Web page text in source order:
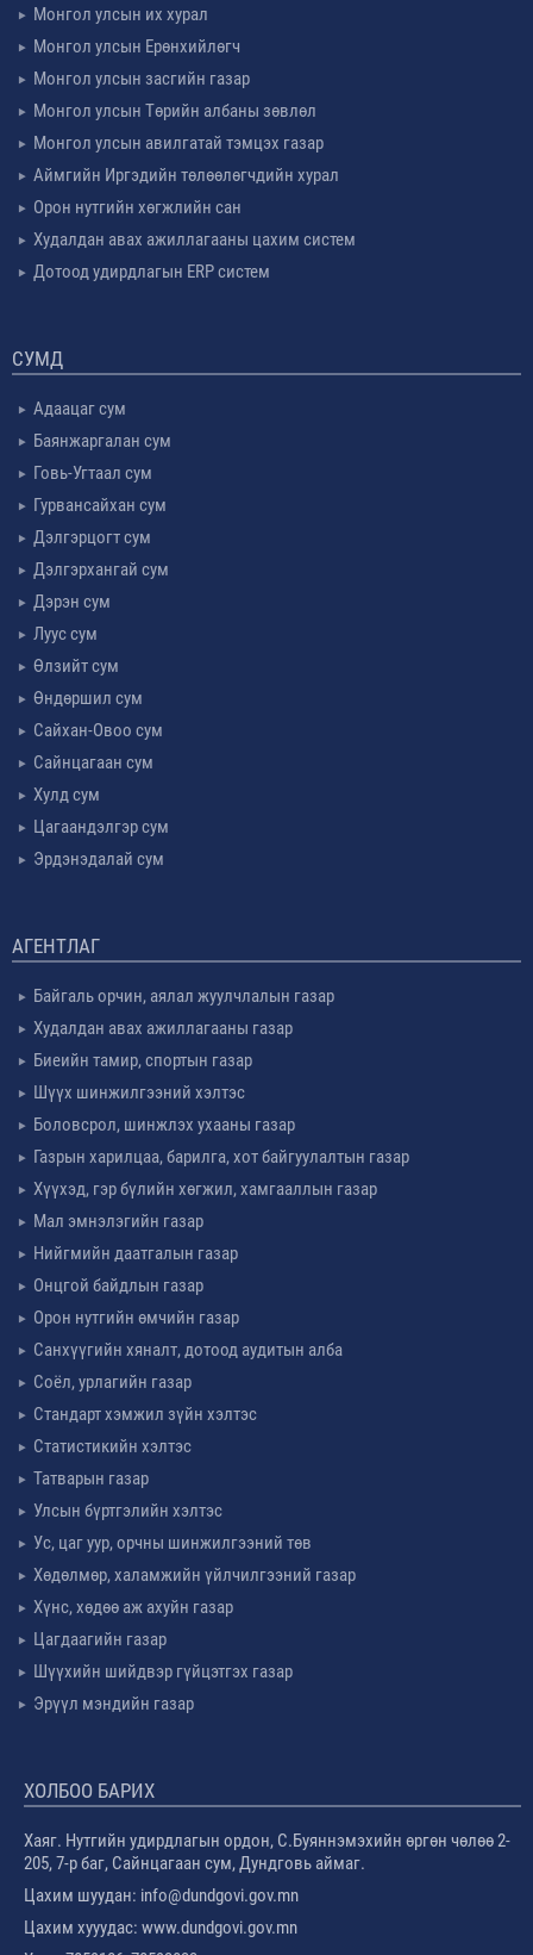
Монгол улсын их хурал
Монгол улсын Ерөнхийлөгч
Монгол улсын засгийн газар
Монгол улсын Төрийн албаны зөвлөл
Монгол улсын авилгатай тэмцэх газар
Аймгийн Иргэдийн төлөөлөгчдийн хурал
Орон нутгийн хөгжлийн сан
Худалдан авах ажиллагааны цахим систем
Дотоод удирдлагын ERP систем
СУМД
Адаацаг сум
Баянжаргалан сум
Говь-Угтаал сум
Гурвансайхан сум
Дэлгэрцогт сум
Дэлгэрхангай сум
Дэрэн сум
Луус сум
Өлзийт сум
Өндөршил сум
Сайхан-Овоо сум
Сайнцагаан сум
Хулд сум
Цагаандэлгэр сум
Эрдэнэдалай сум
АГЕНТЛАГ
Байгаль орчин, аялал жуулчлалын газар
Худалдан авах ажиллагааны газар
Биеийн тамир, спортын газар
Шүүх шинжилгээний хэлтэс
Боловсрол, шинжлэх ухааны газар
Газрын харилцаа, барилга, хот байгуулалтын газар
Хүүхэд, гэр бүлийн хөгжил, хамгааллын газар
Мал эмнэлэгийн газар
Нийгмийн даатгалын газар
Онцгой байдлын газар
Орон нутгийн өмчийн газар
Санхүүгийн хяналт, дотоод аудитын алба
Соёл, урлагийн газар
Стандарт хэмжил зүйн хэлтэс
Статистикийн хэлтэс
Татварын газар
Улсын бүртгэлийн хэлтэс
Ус, цаг уур, орчны шинжилгээний төв
Хөдөлмөр, халамжийн үйлчилгээний газар
Хүнс, хөдөө аж ахуйн газар
Цагдаагийн газар
Шүүхийн шийдвэр гүйцэтгэх газар
Эрүүл мэндийн газар
ХОЛБОО БАРИХ
Хаяг. Нутгийн удирдлагын ордон, С.Буяннэмэхийн өргөн чөлөө 2-
205, 7-р баг, Сайнцагаан сум, Дундговь аймаг.
Цахим шуудан: info@dundgovi.gov.mn
Цахим хууудас: www.dundgovi.gov.mn